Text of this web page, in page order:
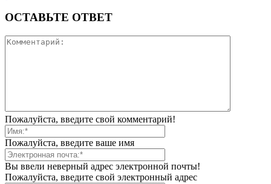
ОСТАВЬТЕ ОТВЕТ
Пожалуйста, введите свой комментарий!
Пожалуйста, введите ваше имя
Вы ввели неверный адрес электронной почты!
Пожалуйста, введите свой электронный адрес